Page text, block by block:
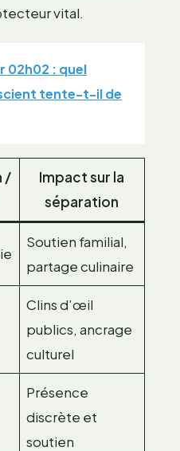
vital.
02h02 : quel
tente-t-il de
/
Impact sur la
séparation
Soutien familial,
partage culinaire
Clins d’œil
publics, ancrage
culturel
Présence
discrète et
soutien